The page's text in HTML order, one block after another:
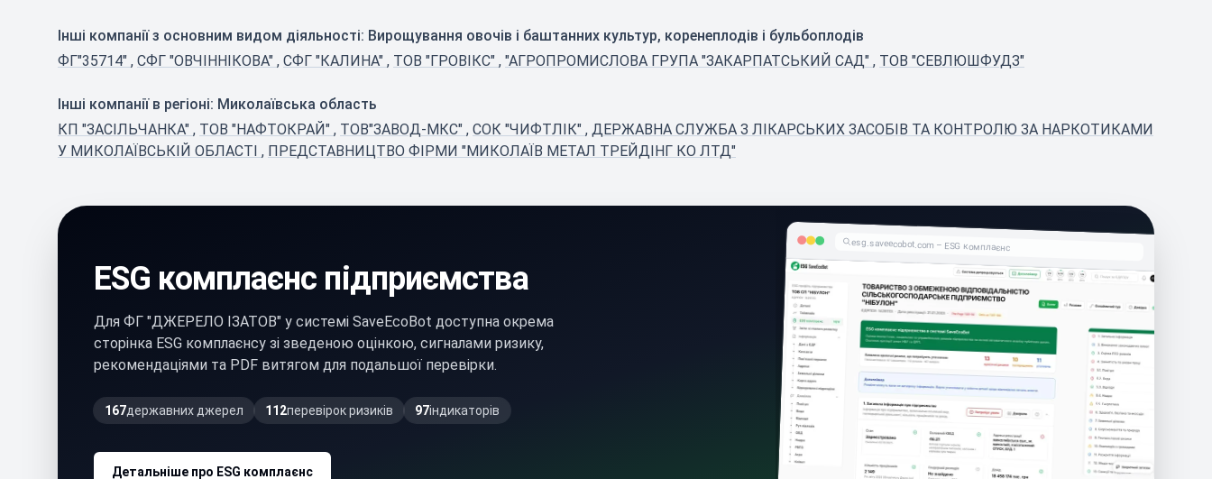
Інші компанії з основним видом діяльності: Вирощування овочів і баштанних культур, коренеплодів і бульбоплодів
ФГ"35714" , СФГ "ОВЧІННІКОВА" , СФГ "КАЛИНА" , ТОВ "ГРОВІКС" , "АГРОПРОМИСЛОВА ГРУПА "ЗАКАРПАТСЬКИЙ САД" , ТОВ "СЕВЛЮШФУДЗ"
Інші компанії в регіоні: Миколаївська область
КП "ЗАСІЛЬЧАНКА" , ТОВ "НАФТОКРАЙ" , ТОВ"ЗАВОД-МКС" , СОК "ЧИФТЛІК" , ДЕРЖАВНА СЛУЖБА З ЛІКАРСЬКИХ ЗАСОБІВ ТА КОНТРОЛЮ ЗА НАРКОТИКАМИ
У МИКОЛАЇВСЬКІЙ ОБЛАСТІ , ПРЕДСТАВНИЦТВО ФІРМИ "МИКОЛАЇВ МЕТАЛ ТРЕЙДІНГ КО ЛТД"
ESG комплаєнс підприємства
Для ФГ "ДЖЕРЕЛО ІЗАТОВ" у системі SaveEcoBot доступна окрема
сторінка ESG комплаєнсу зі зведеною оцінкою, сигналами ризику,
рекомендаціями та PDF витягом для подальшої перевірки.
167державних джерел 112перевірок ризиків 97індикаторів
Детальніше про ESG комплаєнс
esg.saveecobot.com – ESG комплаєнс